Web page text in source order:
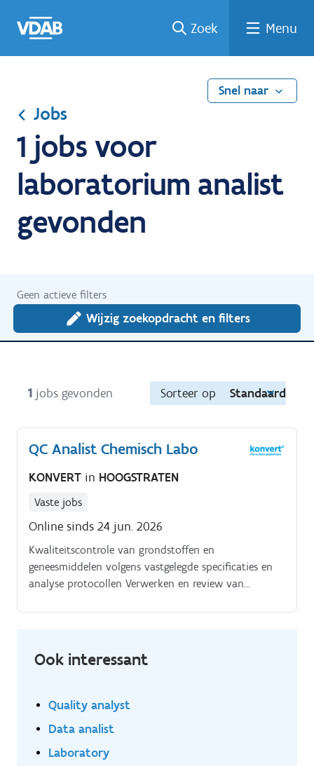
naar
een
een
job
naar
Zoek Menu
Snel naar
Jobs
1 jobs voor
laboratorium analist
gevonden
Geen actieve filters
Wijzig zoekopdracht en filters
1 jobs gevonden Sorteer op Standaard
QC Analist Chemisch Labo
KONVERT in HOOGSTRATEN
Vaste jobs
Online sinds 24 jun. 2026
Kwaliteitscontrole van grondstoffen en
geneesmiddelen volgens vastgelegde specificaties en
analyse protocollen Verwerken en review van
afwijkende resultaten.
Ook interessant
Quality analyst
Data analist
Laboratory